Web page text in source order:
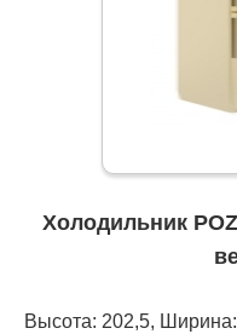
Холодильник
Высота: 202,5,